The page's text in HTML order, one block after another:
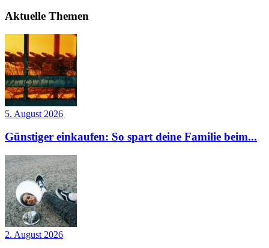
Aktuelle Themen
5. August 2026
Günstiger einkaufen: So spart deine Familie beim...
2. August 2026